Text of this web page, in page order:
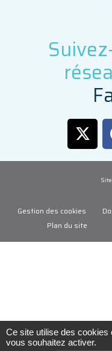
Ce site utilise des cookies
vous souhaitez activer.
F
Gestion des cookies
Plan du site